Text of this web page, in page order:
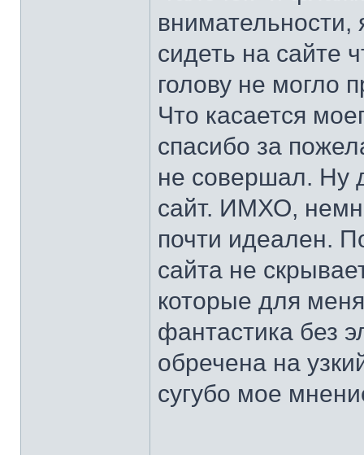
внимательности,
сидеть на сайте
голову не могло
Что касается
спасибо за
не совершал. Ну
сайт. ИМХО,
почти идеален.
сайта не
которые для
фантастика без
обречена на
сугубо мое